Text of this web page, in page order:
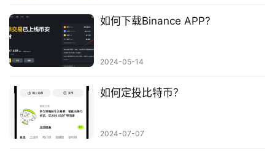
如何下载Binance APP?
2024-05-14
如何定投比特币？
2024-07-07